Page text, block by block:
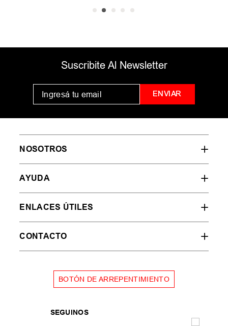
Suscribite Al Newsletter
ENVIAR
NOSOTROS
AYUDA
ENLACES ÚTILES
CONTACTO
BOTÓN DE ARREPENTIMIENTO
SEGUINOS